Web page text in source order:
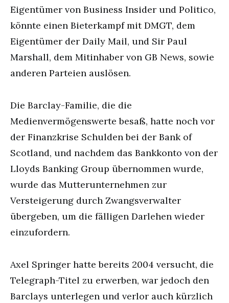
Eigentümer von Business Insider und Politico,
könnte einen Bieterkampf mit DMGT, dem
Eigentümer der Daily Mail, und Sir Paul
Marshall, dem Mitinhaber von GB News, sowie
anderen Parteien auslösen.
Die Barclay-Familie, die die
Medienvermögenswerte besaß, hatte noch vor
der Finanzkrise Schulden bei der Bank of
Scotland, und nachdem das Bankkonto von der
Lloyds Banking Group übernommen wurde,
wurde das Mutterunternehmen zur
Versteigerung durch Zwangsverwalter
übergeben, um die fälligen Darlehen wieder
einzufordern.
Axel Springer hatte bereits 2004 versucht, die
Telegraph-Titel zu erwerben, war jedoch den
Barclays unterlegen und verlor auch kürzlich